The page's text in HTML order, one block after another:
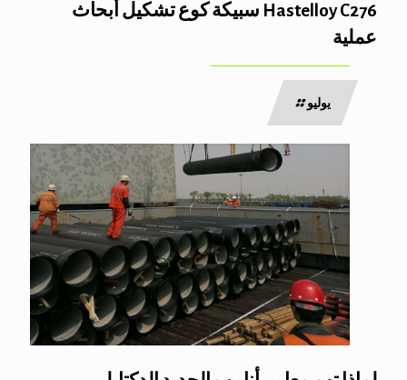
Hastelloy C276 سبيكة كوع تشكيل أبحاث
عملية
يوليو